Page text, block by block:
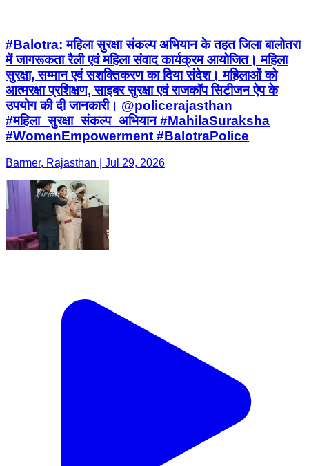
#Balotra: महिला सुरक्षा संकल्प अभियान के तहत जिला बालोतरा
में जागरूकता रैली एवं महिला संवाद कार्यक्रम आयोजित। महिला
सुरक्षा, सम्मान एवं सशक्तिकरण का दिया संदेश। महिलाओं को
आत्मरक्षा प्रशिक्षण, साइबर सुरक्षा एवं राजकॉप सिटीजन ऐप के
उपयोग की दी जानकारी। @policerajasthan
#महिला_सुरक्षा_संकल्प_अभियान #MahilaSuraksha
#WomenEmpowerment #BalotraPolice
Barmer, Rajasthan | Jul 29, 2026